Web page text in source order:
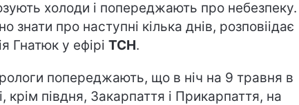
холоди і попереджають про
знати про наступні кілька днів, розповіідає
Гнатюк у ефірі ТСН.
попереджають, що в ніч на 9 травня в
крім півдня, Закарпаття і Прикарпаття, на